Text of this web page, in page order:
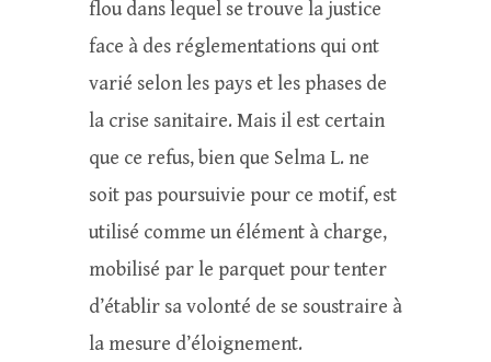
flou dans lequel se trouve la justice
face à des réglementations qui ont
varié selon les pays et les phases de
la crise sanitaire. Mais il est certain
que ce refus, bien que Selma L. ne
soit pas poursuivie pour ce motif, est
utilisé comme un élément à charge,
mobilisé par le parquet pour tenter
d’établir sa volonté de se soustraire à
la mesure d’éloignement.